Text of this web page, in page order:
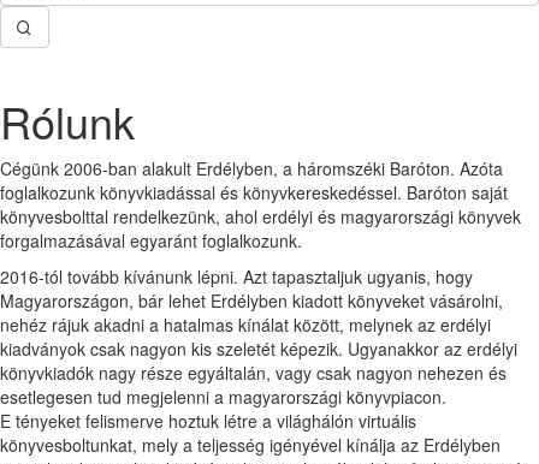
Rólunk
Cégünk 2006-ban alakult Erdélyben, a háromszéki Baróton. Azóta
foglalkozunk könyvkiadással és könyvkereskedéssel. Baróton saját
könyvesbolttal rendelkezünk, ahol erdélyi és magyarországi könyvek
forgalmazásával egyaránt foglalkozunk.
2016-tól tovább kívánunk lépni. Azt tapasztaljuk ugyanis, hogy
Magyarországon, bár lehet Erdélyben kiadott könyveket vásárolni,
nehéz rájuk akadni a hatalmas kínálat között, melynek az erdélyi
kiadványok csak nagyon kis szeletét képezik. Ugyanakkor az erdélyi
könyvkiadók nagy része egyáltalán, vagy csak nagyon nehezen és
esetlegesen tud megjelenni a magyarországi könyvpiacon.
E tényeket felismerve hoztuk létre a világhálón virtuális
könyvesboltunkat, mely a teljesség igényével kínálja az Erdélyben